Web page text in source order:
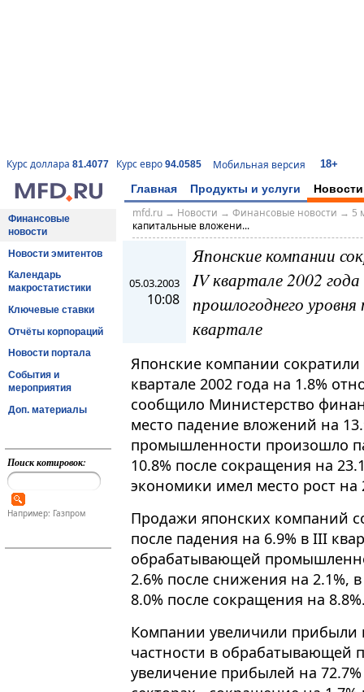
Курс доллара 81.4077 Курс евро 94.0585 Мобильная версия 18+
Главная Продукты и услуги Новости
Финансовые
новости
Новости эмитентов
Календарь
макростатистики
Ключевые ставки
Отчёты корпораций
Новости портала
События и
мероприятия
Доп. материалы
Поиск котировок:
Например: Газпром
mfd.ru→ Новости → Финансовые новости → 5
капитальные вложени...
05.03.2003
10:08
Японские компании
IV квартале 2002
прошлогоднего
квартале
Японские компании
квартале 2002 года на 1.8%
сообщило Министерство
место падение вложений на
промышленности произошло
10.8% после сокращения на
экономики имел место рост на
Продажи японских компаний
после падения на 6.9% в III
обрабатывающей
2.6% после снижения на 2.1%,
8.0% после сокращения на
Компании увеличили прибыли
частности в обрабатывающей
увеличение прибылей на